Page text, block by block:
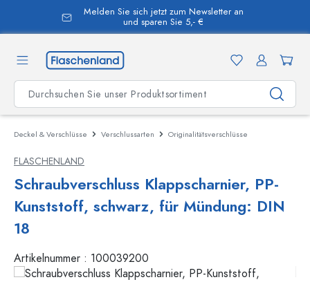
springen
Melden Sie sich jetzt zum Newsletter an
und sparen Sie 5,- €
Deckel & Verschlüsse Verschlussarten Originalitätsverschlüsse
FLASCHENLAND
Schraubverschluss Klappscharnier, PP-
Kunststoff, schwarz, für Mündung: DIN
18
Artikelnummer : 100039200